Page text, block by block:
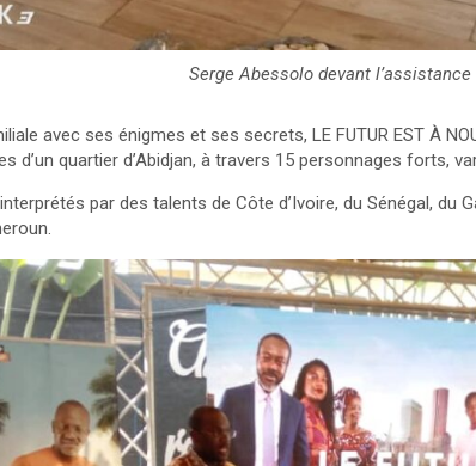
Serge Abessolo devant l’assistance
avec ses énigmes et ses secrets, LE FUTUR EST À
d’un quartier d’Abidjan, à travers 15 personnages forts,
par des talents de Côte d’Ivoire, du Sénégal, du